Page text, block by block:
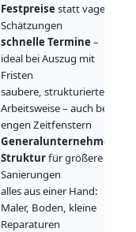
Festpreisestatt vager
Schätzungen
schnelle Termine–
ideal bei Auszug mit
Fristen
saubere, strukturierte
Arbeitsweise – auch bei
engen Zeitfenstern
Generalunternehmer-
Strukturfür größere
Sanierungen
alles aus einer Hand:
Maler, Boden, kleine
Reparaturen